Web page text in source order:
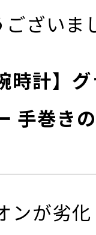
ござい
計】
手巻き
ンが劣